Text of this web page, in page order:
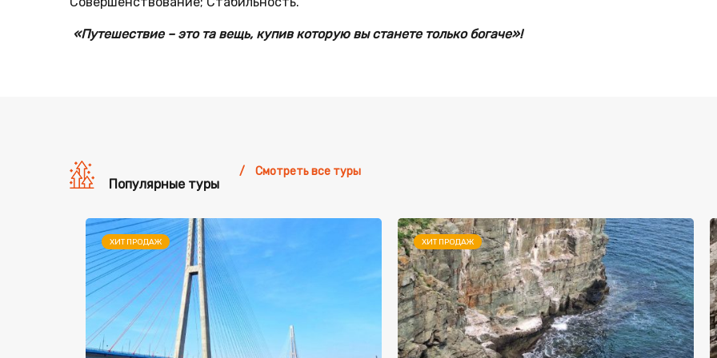
«Путешествие – это та вещь, купив которую вы станете только богаче»!
Популярные туры
Смотреть все туры
ХИТ ПРОДАЖ ХИТ ПРОДАЖ